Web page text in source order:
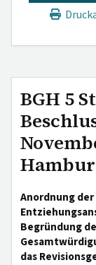
BGH 5
Anordnung
Begründung
das